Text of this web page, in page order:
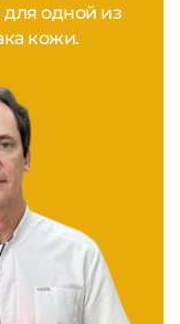
для одной из
кожи.